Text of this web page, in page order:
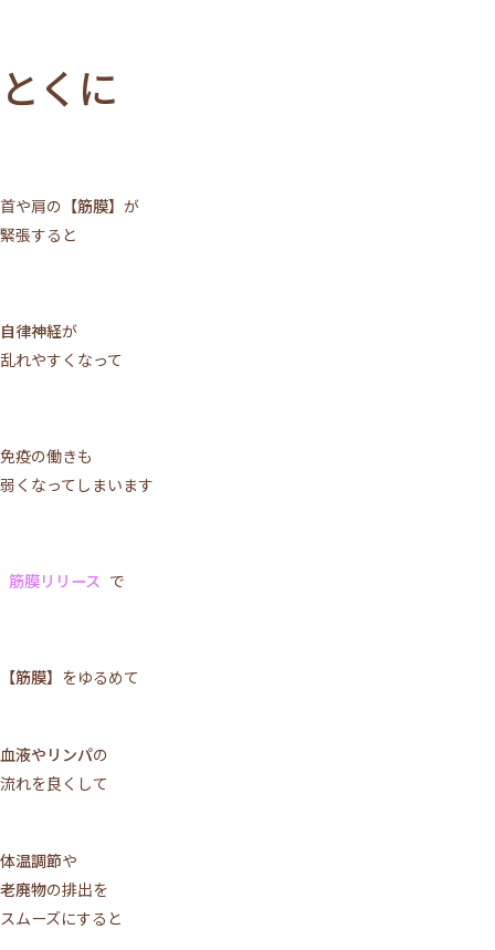
とくに
首や肩の 【筋膜】 が
緊張すると
自律神経が
乱れやすくなって
免疫の働きも
弱くなってしまいます
筋膜リリース で
【筋膜】 をゆるめて
血液やリンパの
流れを良くして
体温調節や
老廃物の排出を
スムーズにすると